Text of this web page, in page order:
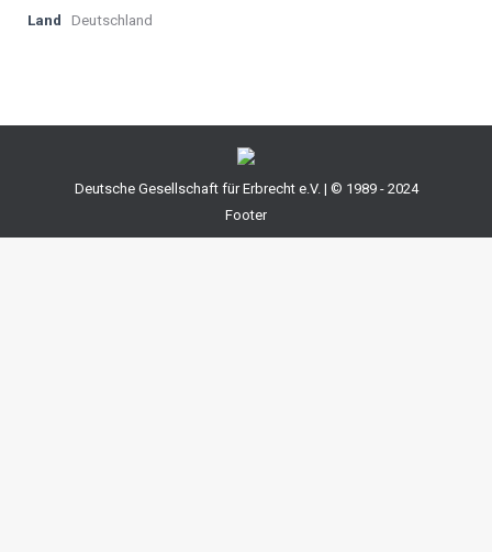
Land Deutschland
Deutsche Gesellschaft für Erbrecht e.V. | © 1989 - 2024
Footer